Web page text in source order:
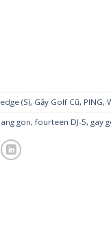
(S), Gậy Golf Cũ, PING,
gon, fourteen DJ-5, gay